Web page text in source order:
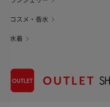
コスメ・香水
水着